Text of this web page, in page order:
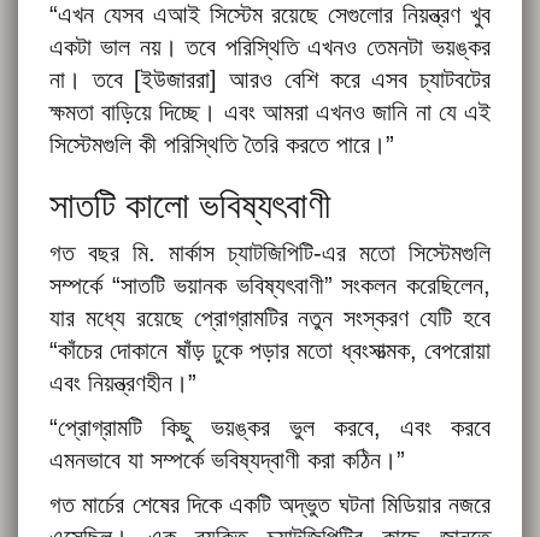
“এখন যেসব এআই সিস্টেম রয়েছে সেগুলোর নিয়ন্ত্রণ খুব
একটা ভাল নয়। তবে পরিস্থিতি এখনও তেমনটা ভয়ঙ্কর
না। তবে [ইউজাররা] আরও বেশি করে এসব চ্যাটবটের
ক্ষমতা বাড়িয়ে দিচ্ছে। এবং আমরা এখনও জানি না যে এই
সিস্টেমগুলি কী পরিস্থিতি তৈরি করতে পারে।”
সাতটি কালো ভবিষ্যৎবাণী
গত বছর মি. মার্কাস চ্যাটজিপিটি-এর মতো সিস্টেমগুলি
সম্পর্কে “সাতটি ভয়ানক ভবিষ্যৎবাণী” সংকলন করেছিলেন,
যার মধ্যে রয়েছে প্রোগ্রামটির নতুন সংস্করণ যেটি হবে
“কাঁচের দোকানে ষাঁড় ঢুকে পড়ার মতো ধ্বংসাত্মক, বেপরোয়া
এবং নিয়ন্ত্রণহীন।”
“প্রোগ্রামটি কিছু ভয়ঙ্কর ভুল করবে, এবং করবে
এমনভাবে যা সম্পর্কে ভবিষ্যদ্বাণী করা কঠিন।”
গত মার্চের শেষের দিকে একটি অদ্ভুত ঘটনা মিডিয়ার নজরে